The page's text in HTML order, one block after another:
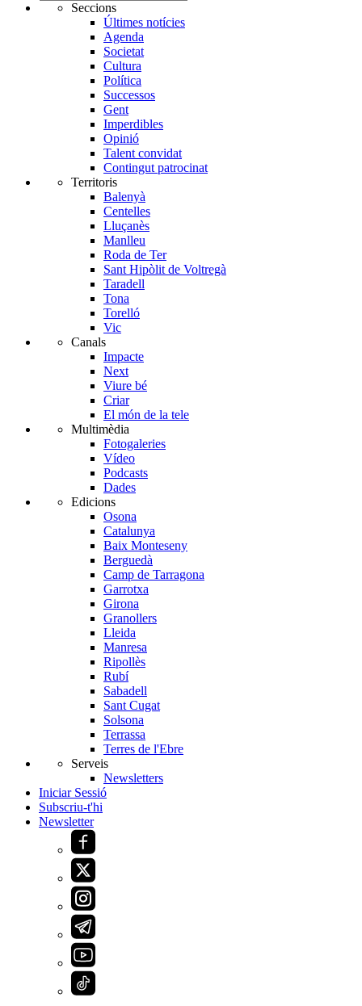
Seccions
Últimes notícies
Agenda
Societat
Cultura
Política
Successos
Gent
Imperdibles
Opinió
Talent convidat
Contingut patrocinat
Territoris
Balenyà
Centelles
Lluçanès
Manlleu
Roda de Ter
Sant Hipòlit de Voltregà
Taradell
Tona
Torelló
Vic
Canals
Impacte
Next
Viure bé
Criar
El món de la tele
Multimèdia
Fotogaleries
Vídeo
Podcasts
Dades
Edicions
Osona
Catalunya
Baix Monteseny
Berguedà
Camp de Tarragona
Garrotxa
Girona
Granollers
Lleida
Manresa
Ripollès
Rubí
Sabadell
Sant Cugat
Solsona
Terrassa
Terres de l'Ebre
Serveis
Newsletters
Iniciar Sessió
Subscriu-t'hi
Newsletter